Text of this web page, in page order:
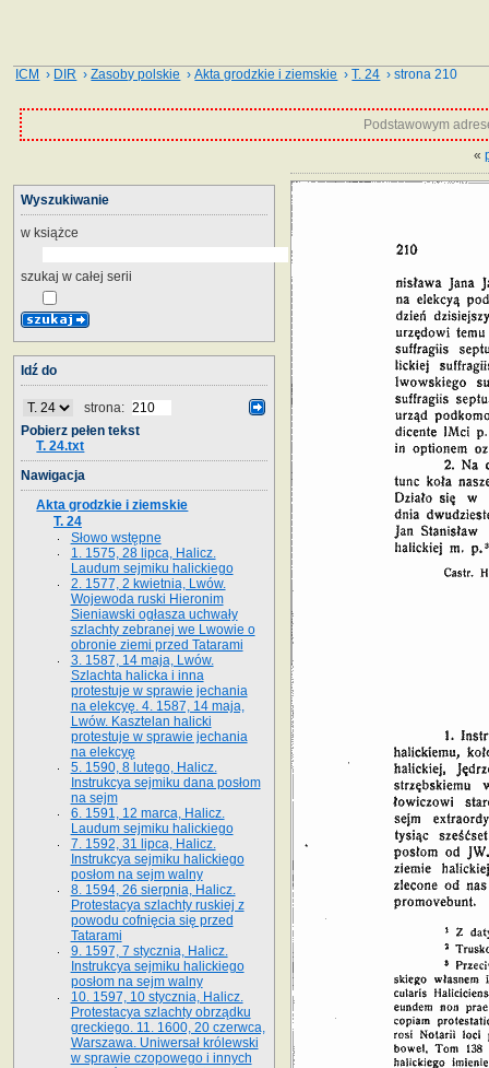
ICM › DIR ›Zasoby polskie ›Akta grodzkie i ziemskie ›T. 24 › strona 210
Podstawowym
«
Wyszukiwanie
w książce
szukaj w całej serii
Idź do
strona:
Pobierz pełen tekst
T. 24.txt
Nawigacja
Akta grodzkie i ziemskie
T. 24
Słowo wstępne
1. 1575, 28 lipca, Halicz.
Laudum sejmiku halickiego
2. 1577, 2 kwietnia, Lwów.
Wojewoda ruski Hieronim
Sieniawski ogłasza uchwały
szlachty zebranej we Lwowie o
obronie ziemi przed Tatarami
3. 1587, 14 maja, Lwów.
Szlachta halicka i inna
protestuje w sprawie jechania
na elekcyę. 4. 1587, 14 maja,
Lwów. Kasztelan halicki
protestuje w sprawie jechania
na elekcyę
5. 1590, 8 lutego, Halicz.
Instrukcya sejmiku dana posłom
na sejm
6. 1591, 12 marca, Halicz.
Laudum sejmiku halickiego
7. 1592, 31 lipca, Halicz.
Instrukcya sejmiku halickiego
posłom na sejm walny
8. 1594, 26 sierpnia, Halicz.
Protestacya szlachty ruskiej z
powodu cofnięcia się przed
Tatarami
9. 1597, 7 stycznia, Halicz.
Instrukcya sejmiku halickiego
posłom na sejm walny
10. 1597, 10 stycznia, Halicz.
Protestacya szlachty obrządku
greckiego. 11. 1600, 20 czerwca,
Warszawa. Uniwersał królewski
w sprawie czopowego i innych